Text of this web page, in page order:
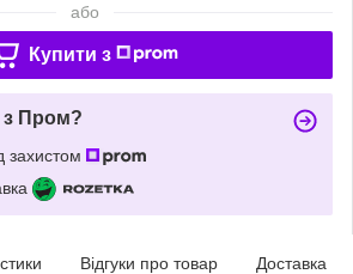
або
Купити з
з Пром?
захистом
Відгуки про товар Доставка